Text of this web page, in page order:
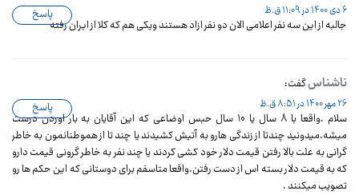
6 دی 1400 در 11:09 ق.ظ
جالبه از این سه نفر اعلامی الان دو نفر ازاد هستند ویکی هم که کلا از ایران رفته
پاسخ
ناشناسگفت:
26 مهر 1400 در 8:51 ق.ظ
سلام .واقعا با 8 سال یا 10 سال حبس اوضاعی که این آقایان به بار اوردن درست
میشه.میدونید چندتا از زندگی هارو به آتیش کشیدند یا چند تا از هموطنانمون به خاطر
گرانی به علت بالا رفتن قیمت دلار خود کشی کردند یا چند نفر به خاطر گرونی قیمت دارو
که به قیمت دلار بسته اس از دست رفتن.واقعا متاسفم برای دوستانی که این حکم ها رو
تصویب میکنند .
پاسخ